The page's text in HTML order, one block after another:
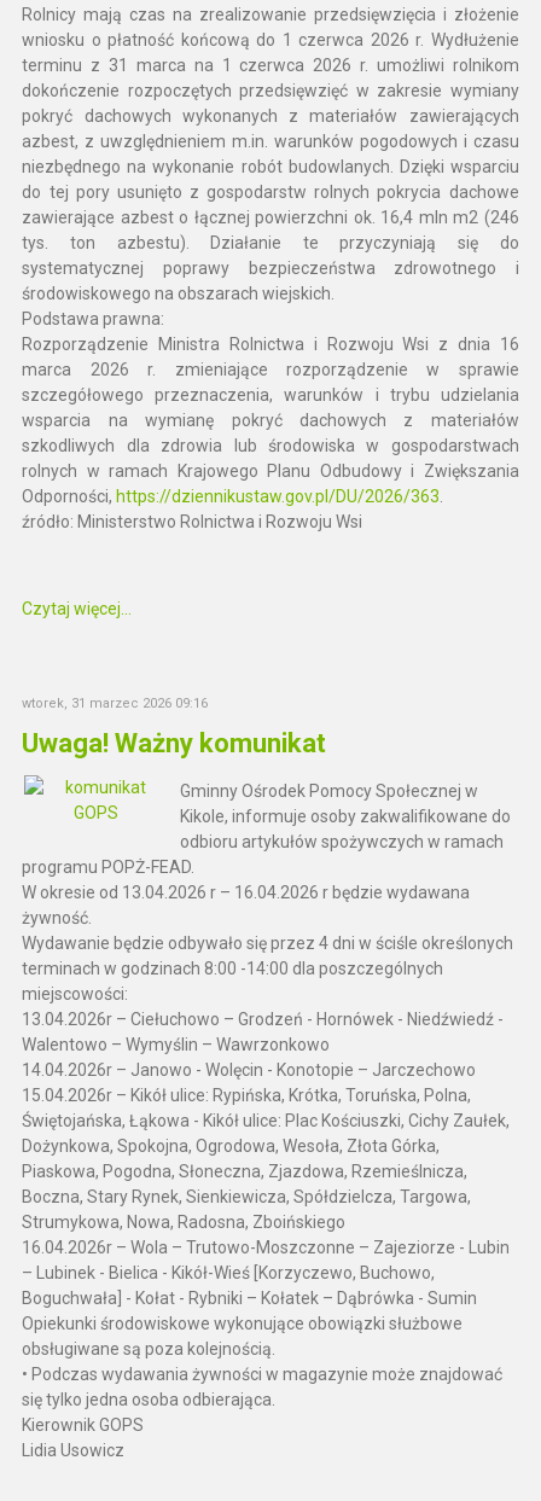
Rolnicy mają czas na zrealizowanie przedsięwzięcia i złożenie
wniosku o płatność końcową do 1 czerwca 2026 r. Wydłużenie
terminu z 31 marca na 1 czerwca 2026 r. umożliwi rolnikom
dokończenie rozpoczętych przedsięwzięć w zakresie wymiany
pokryć dachowych wykonanych z materiałów zawierających
azbest, z uwzględnieniem m.in. warunków pogodowych i czasu
niezbędnego na wykonanie robót budowlanych. Dzięki wsparciu
do tej pory usunięto z gospodarstw rolnych pokrycia dachowe
zawierające azbest o łącznej powierzchni ok. 16,4 mln m2 (246
tys. ton azbestu). Działanie te przyczyniają się do
systematycznej poprawy bezpieczeństwa zdrowotnego i
środowiskowego na obszarach wiejskich.
Podstawa prawna:
Rozporządzenie Ministra Rolnictwa i Rozwoju Wsi z dnia 16
marca 2026 r. zmieniające rozporządzenie w sprawie
szczegółowego przeznaczenia, warunków i trybu udzielania
wsparcia na wymianę pokryć dachowych z materiałów
szkodliwych dla zdrowia lub środowiska w gospodarstwach
rolnych w ramach Krajowego Planu Odbudowy i Zwiększania
Odporności, https://dziennikustaw.gov.pl/DU/2026/363
źródło: Ministerstwo Rolnictwa i Rozwoju Wsi
Czytaj więcej...
wtorek, 31 marzec 2026 09:16
Uwaga! Ważny komunikat
Gminny Ośrodek Pomocy Społecznej w
Kikole, informuje osoby zakwalifikowane do
odbioru artykułów spożywczych w ramach
programu POPŻ-FEAD.
W okresie od 13.04.2026 r – 16.04.2026 r będzie wydawana
żywność.
Wydawanie będzie odbywało się przez 4 dni w ściśle określonych
terminach w godzinach 8:00 -14:00 dla poszczególnych
miejscowości:
13.04.2026r – Ciełuchowo – Grodzeń - Hornówek - Niedźwiedź -
Walentowo – Wymyślin – Wawrzonkowo
14.04.2026r – Janowo - Wolęcin - Konotopie – Jarczechowo
15.04.2026r – Kikół ulice: Rypińska, Krótka, Toruńska, Polna,
Świętojańska, Łąkowa - Kikół ulice: Plac Kościuszki, Cichy Zaułek,
Dożynkowa, Spokojna, Ogrodowa, Wesoła, Złota Górka,
Piaskowa, Pogodna, Słoneczna, Zjazdowa, Rzemieślnicza,
Boczna, Stary Rynek, Sienkiewicza, Spółdzielcza, Targowa,
Strumykowa, Nowa, Radosna, Zboińskiego
16.04.2026r – Wola – Trutowo-Moszczonne – Zajeziorze - Lubin
– Lubinek - Bielica - Kikół-Wieś [Korzyczewo, Buchowo,
Boguchwała] - Kołat - Rybniki – Kołatek – Dąbrówka - Sumin
Opiekunki środowiskowe wykonujące obowiązki służbowe
obsługiwane są poza kolejnością.
• Podczas wydawania żywności w magazynie może znajdować
się tylko jedna osoba odbierająca.
Kierownik GOPS
Lidia Usowicz